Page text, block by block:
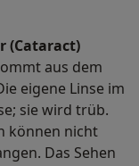
(Cataract)
aus dem
eigene Linse im
sie wird trüb.
können nicht
Das Sehen